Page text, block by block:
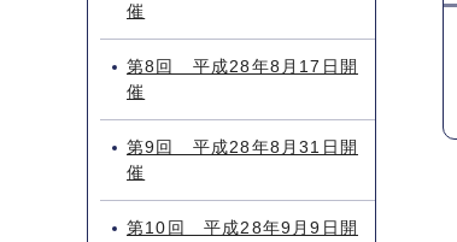
催
第8回 平成28年8月17日開
催
第9回 平成28年8月31日開
催
第10回 平成28年9月9日開